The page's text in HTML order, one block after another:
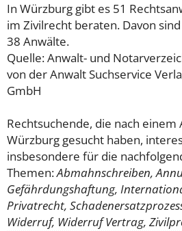
In Würzburg gibt es 51
im Zivilrecht beraten. Davon
38 Anwälte.
Quelle: Anwalt- und
von der Anwalt Suchservice
GmbH
Rechtsuchende, die nach
Würzburg gesucht haben,
insbesondere für die
Themen:Abmahnschreiben,
Gefährdungshaftung,
Privatrecht,
Widerruf, Widerruf Vertrag,